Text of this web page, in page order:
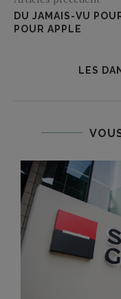
DU JAMAIS-VU
POUR APPLE
LES